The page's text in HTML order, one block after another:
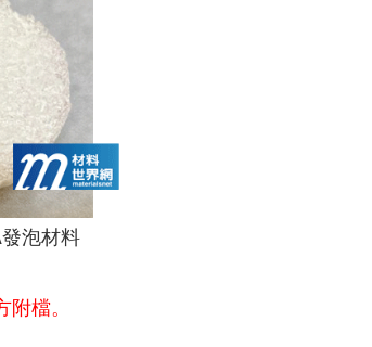
泡材料
檔。